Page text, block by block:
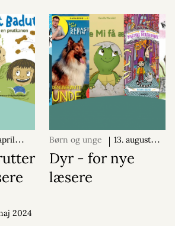
Børn og unge
13. august
2024
Dyr - for nye
læsere
2024